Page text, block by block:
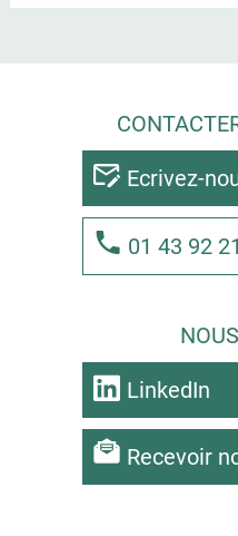
Ecrivez-
01 43 92
LinkedIn
Recevoir